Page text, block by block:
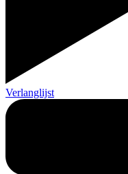
Verlanglijst